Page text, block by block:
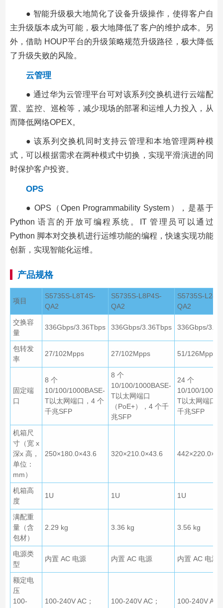
● 智能升级极大地简化了设备升级操作，使得客户自
主升级版本成为可能，极大地降低了客户的维护成本。另
外，借助 HOUP平台的升级策略规范升级路径，极大降低
了升级失败的风险。
云管理
● 通过华为云管理平台可对该系列交换机进行云端配
置、监控、巡检等，减少现场的部署和运维人力投入，从
而降低网络OPEX。
● 该系列交换机同时支持云管理和本地管理两种模
式，可以根据需求在两种模式中切换，实现平滑演进的同
时保护客户投资。
OPS
● OPS（Open Programmability System），是基于
Python 语言的开放可编程系统。IT 管理员可以通过
Python 脚本对交换机进行运维功能的编程，快速实现功能
创新，实现智能化运维。
产品规格
项目
S5735S-L8T4S-
QA2
S5735S-L8P4S-
QA2
S5735S-
QA2
交换容
量
336Gbps/3.36Tbps 336Gbps/3.36Tbps 336Gbps/
包转发
率
27/102Mpps 27/102Mpps 51/126Mpps
固定端
口
8 个
10/100/1000BASE-
T以太网端口，4 个
千兆SFP
8 个
10/100/1000BASE-
T以太网端口
（PoE+），4 个千
兆SFP
24 个
10/100/
T以太网端口
千兆SFP
机箱尺
寸（宽 x
深x 高，
单位：
mm）
250×180.0×43.6 320×210.0×43.6
机箱高
度
1U 1U 1U
满配重
量（含
包材）
2.29 kg 3.36 kg 3.56 kg
电源类
型
内置 AC 电源 内置 AC 电源 内置 AC 电源
额定电
压
100-
100-240V AC；
100-240V AC；
100-240V AC